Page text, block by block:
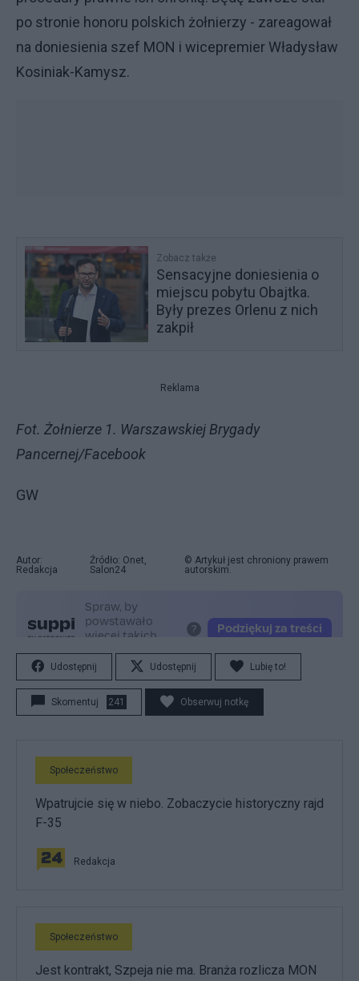
po stronie honoru polskich żołnierzy - zareagował
na doniesienia szef MON i wicepremier Władysław
Kosiniak-Kamysz.
Zobacz także
Sensacyjne doniesienia o
miejscu pobytu Obajtka.
Były prezes Orlenu z nich
zakpił
Reklama
Fot. Żołnierze 1. Warszawskiej Brygady
Pancernej/Facebook
GW
Autor:
Redakcja
Źródło: Onet,
Salon24
© Artykuł jest chroniony prawem
autorskim.
Udostępnij Udostępnij Lubię to!
Skomentuj 241 Obserwuj notkę
Społeczeństwo
Wpatrujcie się w niebo. Zobaczycie historyczny rajd
F-35
Redakcja
Społeczeństwo
Jest kontrakt, Szpeja nie ma. Branża rozlicza MON